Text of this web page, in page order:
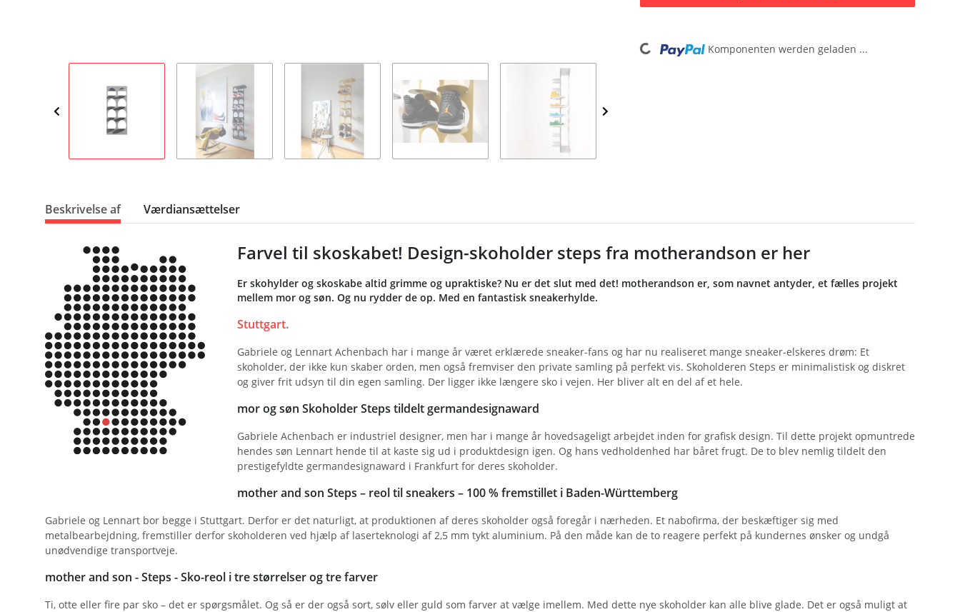
Loading... Komponenten werden geladen ...
Beskrivelse af Værdiansættelser
Farvel til skoskabet! Design-skoholder steps fra motherandson er her
Er skohylder og skoskabe altid grimme og upraktiske? Nu er det slut med det! motherandson er, som navnet antyder, et fælles projekt
mellem mor og søn. Og nu rydder de op. Med en fantastisk sneakerhylde.
Stuttgart.
Gabriele og Lennart Achenbach har i mange år været erklærede sneaker-fans og har nu realiseret mange sneaker-elskeres drøm: Et
skoholder, der ikke kun skaber orden, men også fremviser den private samling på perfekt vis. Skoholderen Steps er minimalistisk og diskret
og giver frit udsyn til din egen samling. Der ligger ikke længere sko i vejen. Her bliver alt en del af et hele.
mor og søn Skoholder Steps tildelt germandesignaward
Gabriele Achenbach er industriel designer, men har i mange år hovedsageligt arbejdet inden for grafisk design. Til dette projekt opmuntrede
hendes søn Lennart hende til at kaste sig ud i produktdesign igen. Og hans vedholdenhed har båret frugt. De to blev nemlig tildelt den
prestigefyldte germandesignaward i Frankfurt for deres skoholder.
mother and son Steps – reol til sneakers – 100 % fremstillet i Baden-Württemberg
Gabriele og Lennart bor begge i Stuttgart. Derfor er det naturligt, at produktionen af deres skoholder også foregår i nærheden. Et nabofirma, der beskæftiger sig med
metalbearbejdning, fremstiller derfor skoholderen ved hjælp af laserteknologi af 2,5 mm tykt aluminium. På den måde kan de to reagere perfekt på kundernes ønsker og undgå
unødvendige transportveje.
mother and son - Steps - Sko-reol i tre størrelser og tre farver
Ti, otte eller fire par sko – det er spørgsmålet. Og så er der også sort, sølv eller guld som farver at vælge imellem. Med dette nye skoholder kan alle blive glade. Det er også muligt at